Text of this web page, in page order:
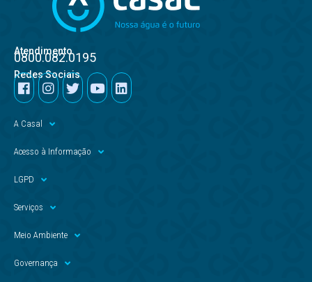
Atendimento
0800.082.0195
Redes Sociais
A Casal
Acesso à Informação
LGPD
Serviços
Meio Ambiente
Governança